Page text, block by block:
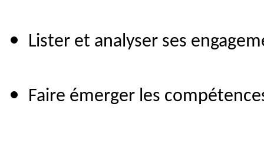
Lister et analyser ses
Faire émerger les